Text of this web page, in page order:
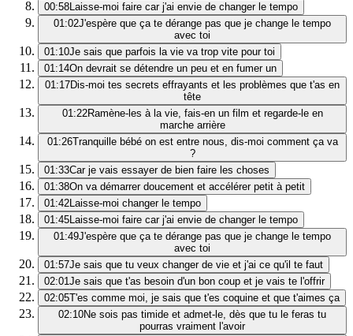
00:58Laisse-moi faire car j'ai envie de changer le tempo
01:02J'espère que ça te dérange pas que je change le tempo
avec toi
01:10Je sais que parfois la vie va trop vite pour toi
01:14On devrait se détendre un peu et en fumer un
01:17Dis-moi tes secrets effrayants et les problèmes que t'as en
tête
01:22Ramène-les à la vie, fais-en un film et regarde-le en
marche arrière
01:26Tranquille bébé on est entre nous, dis-moi comment ça va
?
01:33Car je vais essayer de bien faire les choses
01:38On va démarrer doucement et accélérer petit à petit
01:42Laisse-moi changer le tempo
01:45Laisse-moi faire car j'ai envie de changer le tempo
01:49J'espère que ça te dérange pas que je change le tempo
avec toi
01:57Je sais que tu veux changer de vie et j'ai ce qu'il te faut
02:01Je sais que t'as besoin d'un bon coup et je vais te l'offrir
02:05T'es comme moi, je sais que t'es coquine et que t'aimes ça
02:10Ne sois pas timide et admet-le, dès que tu le feras tu
pourras vraiment l'avoir